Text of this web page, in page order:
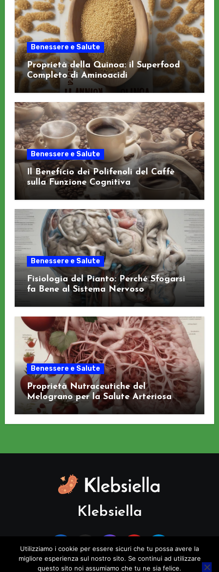
Benessere e Salute
Proprietà della Quinoa: il Superfood
Completo di Aminoacidi
Benessere e Salute
Il Beneficio dei Polifenoli del Caffè
sulla Funzione Cognitiva
Benessere e Salute
Fisiologia del Pianto: Perché Sfogarsi
fa Bene al Sistema Nervoso
Benessere e Salute
Proprietà Nutraceutiche del
Melograno per la Salute Arteriosa
Klebsiella
Utilizziamo i cookie per essere sicuri che tu possa avere la
migliore esperienza sul nostro sito. Se continui ad utilizzare
questo sito noi assumiamo che tu ne sia felice.